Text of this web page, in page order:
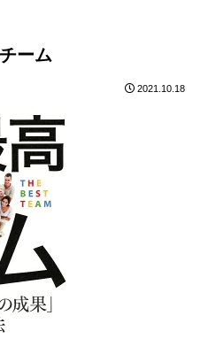
ーム
2021.10.18